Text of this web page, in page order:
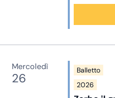
Mercoledì
26
Balletto
2026